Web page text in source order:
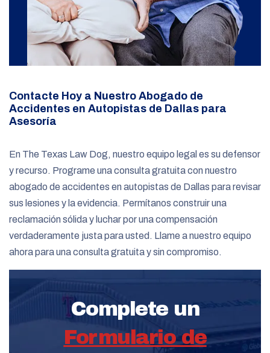
Contacte Hoy a Nuestro Abogado de
Accidentes en Autopistas de Dallas para
Asesoría
En The Texas Law Dog, nuestro equipo legal es su defensor
y recurso. Programe una consulta gratuita con nuestro
abogado de accidentes en autopistas de Dallas para revisar
sus lesiones y la evidencia. Permítanos construir una
reclamación sólida y luchar por una compensación
verdaderamente justa para usted. Llame a nuestro equipo
ahora para una consulta gratuita y sin compromiso.
Complete un
Formulario de